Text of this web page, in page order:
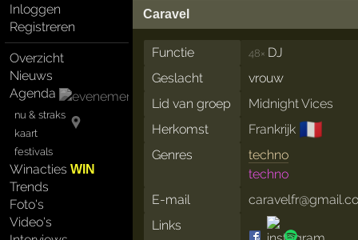
Inloggen
Registreren
Overzicht
Nieuws
Agenda
nu & straks
kaart
festivals
WinactiesWIN
Trends
Foto's
Video's
Caravel
Functie 48× DJ
Geslacht
vrouw
Lid van groep
Midnight Vices
Herkomst
Frankrijk 🇫🇷
Genres
techno
techno
E-mail
Links